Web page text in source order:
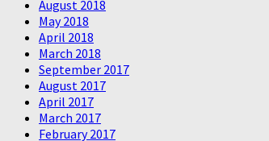
August 2018
May 2018
April 2018
March 2018
September 2017
August 2017
April 2017
March 2017
February 2017